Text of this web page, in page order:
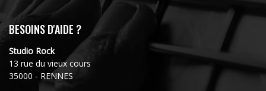
BESOINS D'AIDE ?
Studio Rock
13 rue du vieux cours
35000 - RENNES